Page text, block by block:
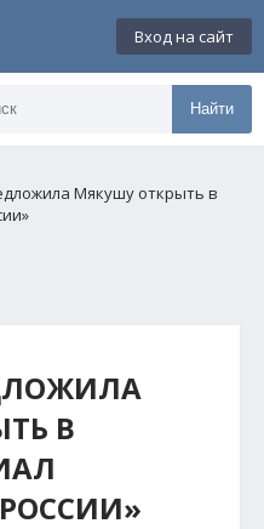
Вход на сайт
Найти
Мякушу открыть в
В